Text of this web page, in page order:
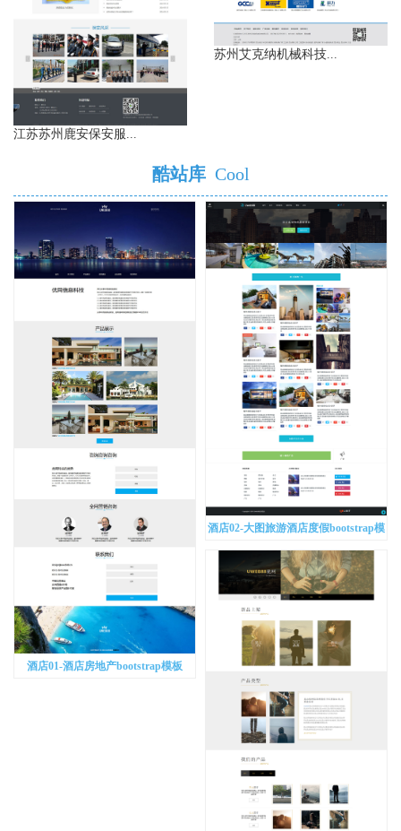
江苏苏州鹿安保安服...
苏州艾克纳机械科技...
酷站库 Cool
酒店01-酒店房地产bootstrap模板
酒店02-大图旅游酒店度假bootstrap模
板